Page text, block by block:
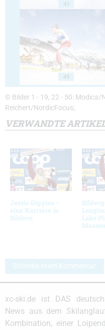
47
49
© Bilder 1 - 19, 22 - 50: Modica/
Reichert/NordicFocus;
VERWANDTE
Jessie Diggins –
eine Karriere in
Bildern
Lake
Schreibe einen Kommentar
xc-ski.de ist DAS
News aus dem
Kombination, einer